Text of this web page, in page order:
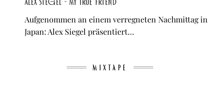
Alex Siegel - My True Friend
Aufgenommen an einem verregneten Nachmittag in
Japan: Alex Siegel präsentiert…
MIXTAPE